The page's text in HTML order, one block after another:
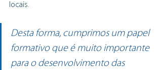
locais.
Desta forma, cumprimos um papel
formativo que é muito importante
para o desenvolvimento das